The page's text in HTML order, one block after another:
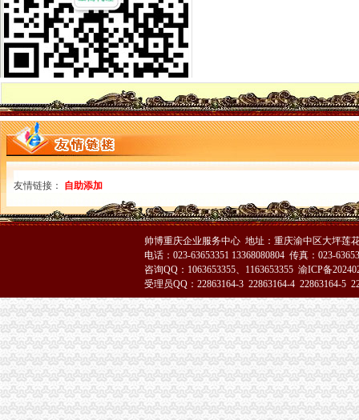
重庆注册公司营业执照代办多少钱|工商注册代办执照流程|重庆工商代
石家庄玖华工贸有限公司重庆代理
渝中区办执照
重庆个体经济成长记
无证美容店“免费”促销渝中一男子被引诱消费6800元-网易河北
求购渝中区求购一批库存处理废石蜡
渝中区代办营业执照
重庆涪陵会计服务批发|价格|厂家_顺企网
专业财务外包服务机构|代理记账|代理记帐|财务咨询|会计派遣|公司执
重庆专业代办版权申请-钱眼商机
重庆代办营业执照-重庆齐齐代理记帐-供应商、重庆代
上海赢缘财务咨询有限公司-重庆代理记账,重庆工商注册,重庆代办
工商代理厂家,工商代理公司/批发商/供应商-中国制造网公司页
重庆渝中平安保险_重庆渝中【买保险_保险咨询_代理人_保险公司电话
重庆市渝中区林渝商贸有限公司2017新招聘信息_电话_地址-58企
工商动态
渝北局重庆代办公司切实加食品安全监管
江北局四项措施加种子市渝中区代办营业执照场监管保护春耕播种
国家工商总局渝中区工商代办检查组检查大足局行政执法工作
万州局重庆代办营业执照切实加旱救灾安全工作
九龙坡分局渝中区代办营业执照加案件监督显成效
巴南局案件质量评查会呈现三“同”渝中区工商代办点
友情链接： 自助添加
帅博重庆企业服务中心 地址：重庆渝中区大坪莲
电话：023-63653351 13368080804 传真：023-
咨询QQ：1063653355、1163653355 渝ICP备
受理员QQ：22863164-3 22863164-4 22863164-5